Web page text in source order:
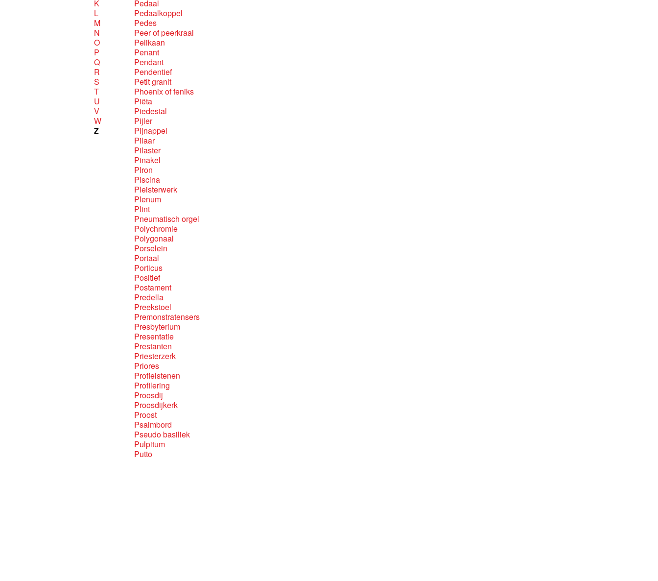
K
L
M
N
O
P
Q
R
S
T
U
V
W
Z
Pedaal
Pedaalkoppel
Pedes
Peer of peerkraal
Pelikaan
Penant
Pendant
Pendentief
Petit granit
Phoenix of feniks
Piëta
Piedestal
Pijler
Pijnappel
Pilaar
Pilaster
Pinakel
PIron
Piscina
Pleisterwerk
Plenum
Plint
Pneumatisch orgel
Polychromie
Polygonaal
Porselein
Portaal
Porticus
Positief
Postament
Predella
Preekstoel
Premonstratensers
Presbyterium
Presentatie
Prestanten
Priesterzerk
Priores
Profielstenen
Profilering
Proosdij
Proosdijkerk
Proost
Psalmbord
Pseudo basiliek
Pulpitum
Putto